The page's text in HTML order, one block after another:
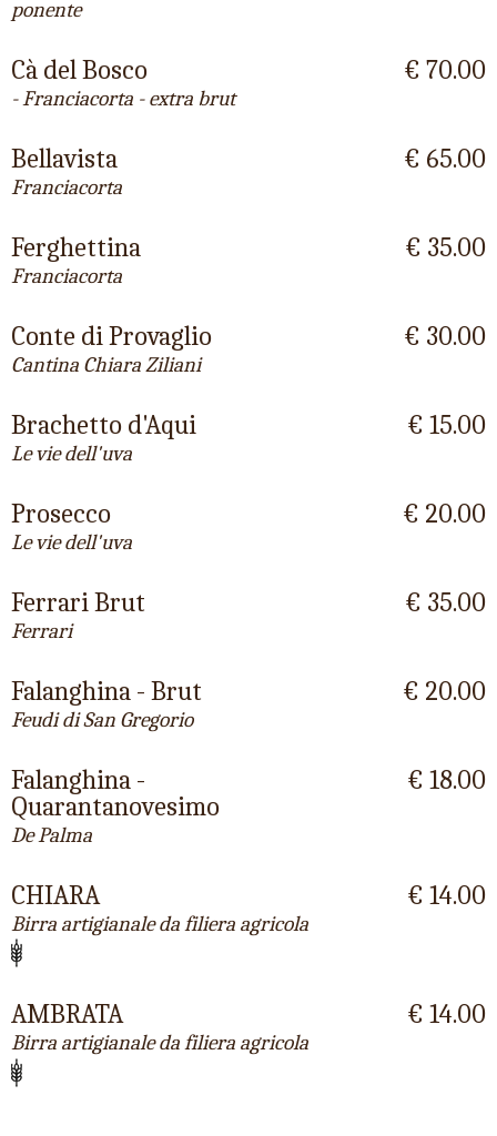
ponente
Cà del Bosco
- Franciacorta - extra brut
€ 70.00
Bellavista
Franciacorta
€ 65.00
Ferghettina
Franciacorta
€ 35.00
Conte di Provaglio
Cantina Chiara Ziliani
€ 30.00
Brachetto d'Aqui
Le vie dell'uva
€ 15.00
Prosecco
Le vie dell'uva
€ 20.00
Ferrari Brut
Ferrari
€ 35.00
Falanghina - Brut
Feudi di San Gregorio
€ 20.00
Falanghina -
Quarantanovesimo
De Palma
€ 18.00
CHIARA
Birra artigianale da filiera agricola
€ 14.00
AMBRATA
Birra artigianale da filiera agricola
€ 14.00